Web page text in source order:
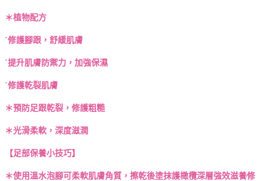
＊植物配方
˙修護腳跟，舒緩肌膚
˙提升肌膚防禦力，加強保濕
˙修護乾裂肌膚
＊預防足跟乾裂，修護粗糙
＊光滑柔軟，深度滋潤
【足部保養小技巧】
＊使用溫水泡腳可柔軟肌膚角質，擦乾後塗抹護橄欖深層強效滋養修